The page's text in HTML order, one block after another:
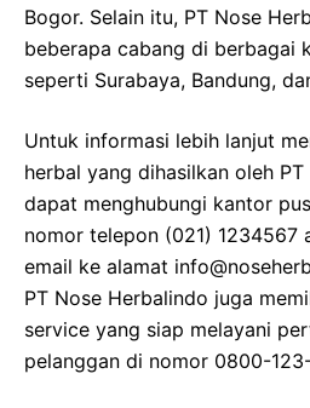
Bogor. Selain itu, PT Nose
beberapa cabang di berbagai
seperti Surabaya, Bandung,
Untuk informasi lebih lanjut
herbal yang dihasilkan oleh
dapat menghubungi kantor
nomor telepon (021) 1234567
email ke alamat
PT Nose Herbalindo juga
service yang siap melayani
pelanggan di nomor 0800-